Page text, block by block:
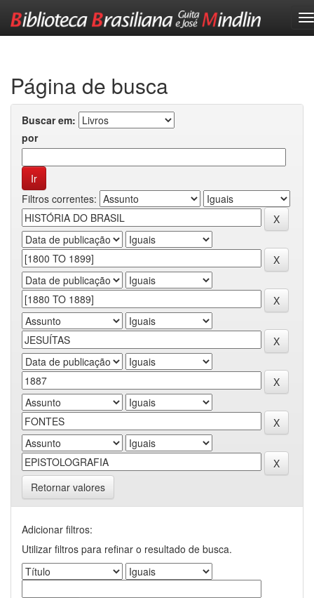
Página de busca
Buscar em:
por
Filtros correntes:
Retornar valores
Adicionar filtros:
Utilizar filtros para refinar o resultado de busca.